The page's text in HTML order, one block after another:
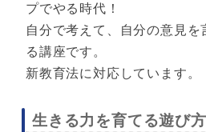
プでやる時代！
自分で考えて、自分の意見を
る講座です。
新教育法に対応しています。
生きる力を育てる遊び